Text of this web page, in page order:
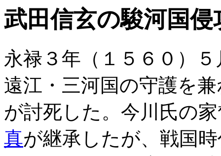
武田信玄の駿河国
永禄３年（１５６０）５
遠江・三河国の守護を
が討死した。今川氏の
真が継承したが、戦国